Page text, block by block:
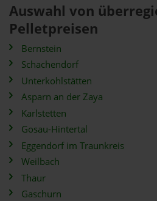
Auswahl von
Pelletpreisen
Bernstein
Schachendorf
Unterkohlstätten
Asparn an der Zaya
Karlstetten
Gosau-Hintertal
Eggendorf im Traunkreis
Weilbach
Thaur
Gaschurn